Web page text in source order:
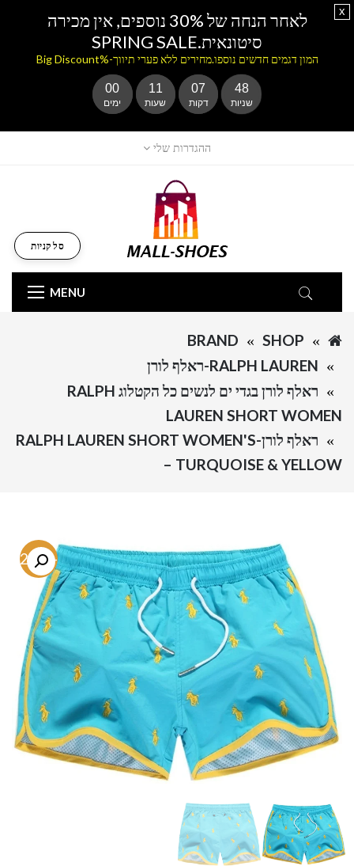
ההגדרות שלי
MENU
סל קניות
SHOP
BRAND
RALPH LAUREN-ראלף לורן
ראלף לורן בגדי ים לנשים כל הקטלוג RALPH
LAUREN SHORT WOMEN
ראלף לורן-RALPH LAUREN SHORT WOMEN'S
– TURQUOISE & YELLOW
-52.9%
לאחר הנחה של 30% נוספים, אין מכירה
סיטונאית.SPRING SALE
המון דגמים חדשים נוספו.מחירים ללא פערי תיווך-%Big Discount
00
ימים
11
שעות
07
דקות
48
שניות
x